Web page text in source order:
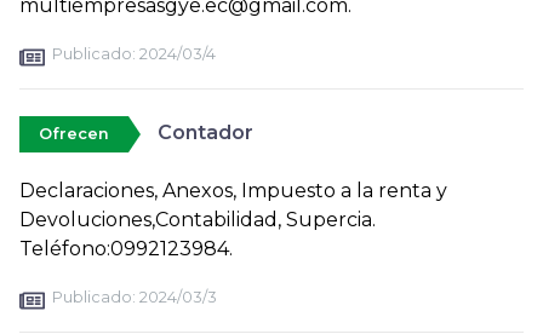
multiempresasgye.ec@gmail.com.
Publicado: 2024/03/4
Ofrecen Contador
Declaraciones, Anexos, Impuesto a la renta y
Devoluciones,Contabilidad, Supercia.
Teléfono:0992123984.
Publicado: 2024/03/3